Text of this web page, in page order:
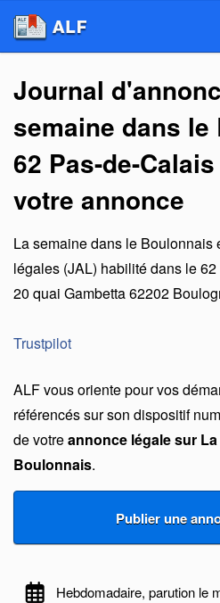
Journal
semaine dans
62 Pas-de-
votre annonce
La semaine dans le Boulonnais
légales (JAL) habilité dans le
20 quai Gambetta62202
Trustpilot
ALF vous oriente pour vos
référencés sur son dispositif
de votreannonce légale sur
Boulonnais.
Hebdomadaire, parution le